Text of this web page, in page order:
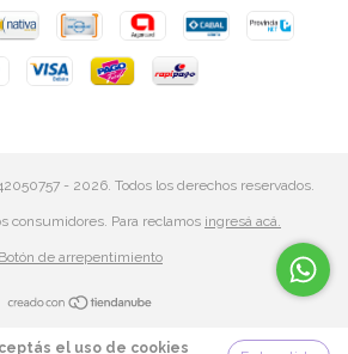
el uso de cookies
- 2026. Todos los derechos reservados.
consumidores. Para reclamos ingresá acá.
Botón de arrepentimiento